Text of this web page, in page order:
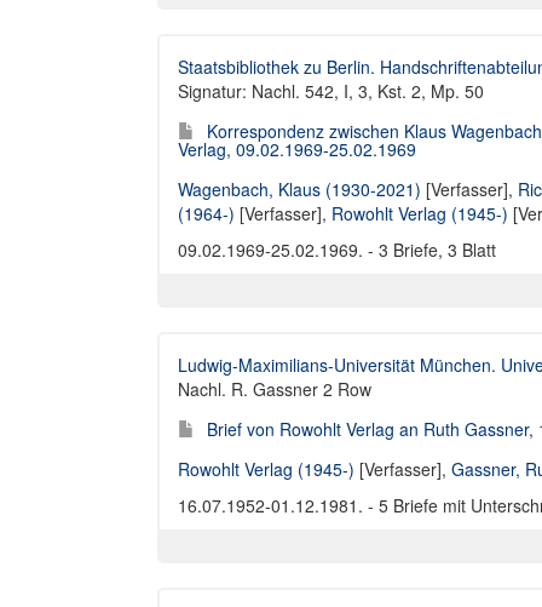
Staatsbibliothek zu Berlin.
Signatur: Nachl. 542, I, 3, Kst. 2, Mp. 50
Korrespondenz zwischen Klaus
Verlag, 09.02.1969-25.02.1969
Wagenbach, Klaus (1930-2021) [Verfasser],
(1964-) [Verfasser], Rowohlt Verlag (1945-)
09.02.1969-25.02.1969. - 3 Briefe, 3 Blatt
Ludwig-Maximilians-Universität München.
Nachl. R. Gassner 2 Row
Brief von Rowohlt Verlag an Ruth
Rowohlt Verlag (1945-) [Verfasser], Gassner,
16.07.1952-01.12.1981. - 5 Briefe mit